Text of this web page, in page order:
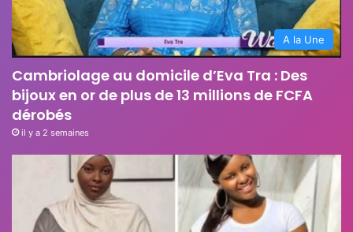
A la Une
Cambriolage au domicile d’Eva Tra : Des
bijoux en or de plus de 13 millions de FCFA
dérobés
il y a 2 semaines